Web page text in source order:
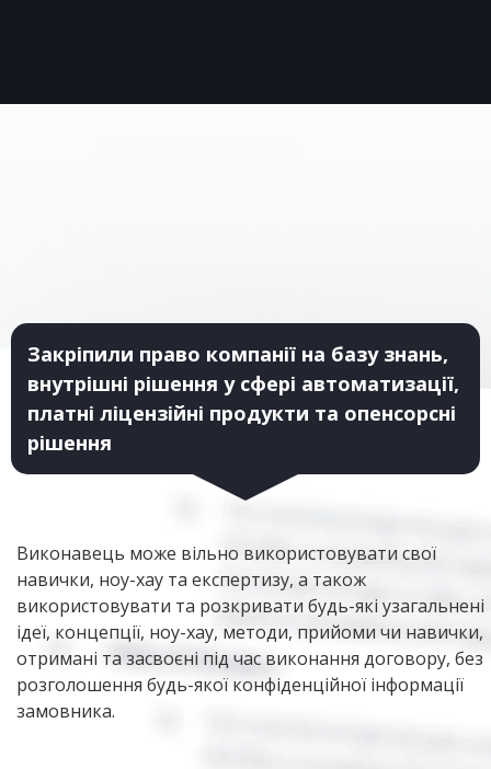
Виконавець може вільно використовувати свої
навички, ноу-хау та експертизу, а також
використовувати та розкривати будь-які узагальнені
ідеї, концепції, ноу-хау, методи, прийоми чи навички,
отримані та засвоєні під час виконання договору, без
розголошення будь-якої конфіденційної інформації
замовника.
Закріпили право компанії на базу знань,
внутрішні рішення у сфері автоматизації,
платні ліцензійні продукти та опенсорсні
рішення